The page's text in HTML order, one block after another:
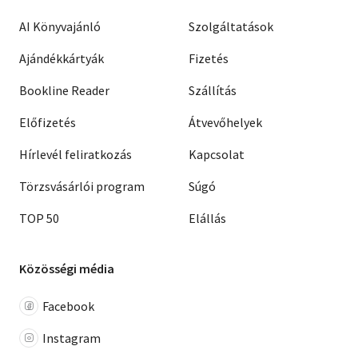
AI Könyvajánló
Ajándékkártyák
Bookline Reader
Előfizetés
Hírlevél feliratkozás
Törzsvásárlói program
TOP 50
Szolgáltatások
Fizetés
Szállítás
Átvevőhelyek
Kapcsolat
Súgó
Elállás
Közösségi média
Facebook
Instagram